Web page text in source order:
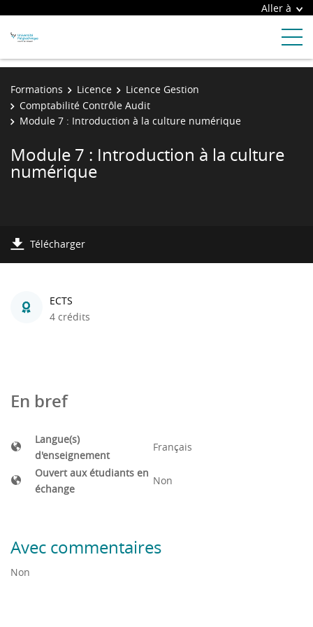
Aller à
Formations Licence
Licence Gestion
Comptabilité Contrôle Audit
Module 7 : Introduction à la culture numérique
Module 7 : Introduction à la culture
numérique
Télécharger
ECTS
4 crédits
En bref
Langue(s)
d'enseignement
Français
Ouvert aux étudiants en
échange
Non
Avec commentaires
Non